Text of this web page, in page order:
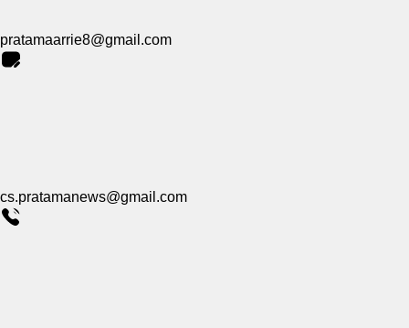
pratamaarrie8@gmail.com
cs.pratamanews@gmail.com